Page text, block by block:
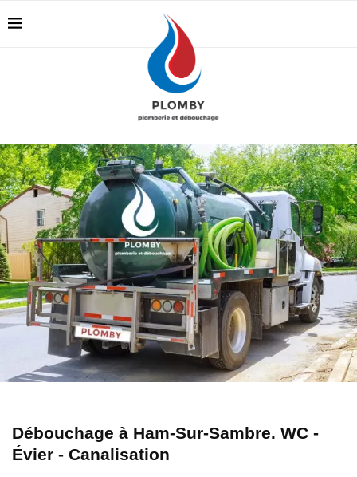
Débouchage à Ham-Sur-Sambre. WC -
Évier - Canalisation